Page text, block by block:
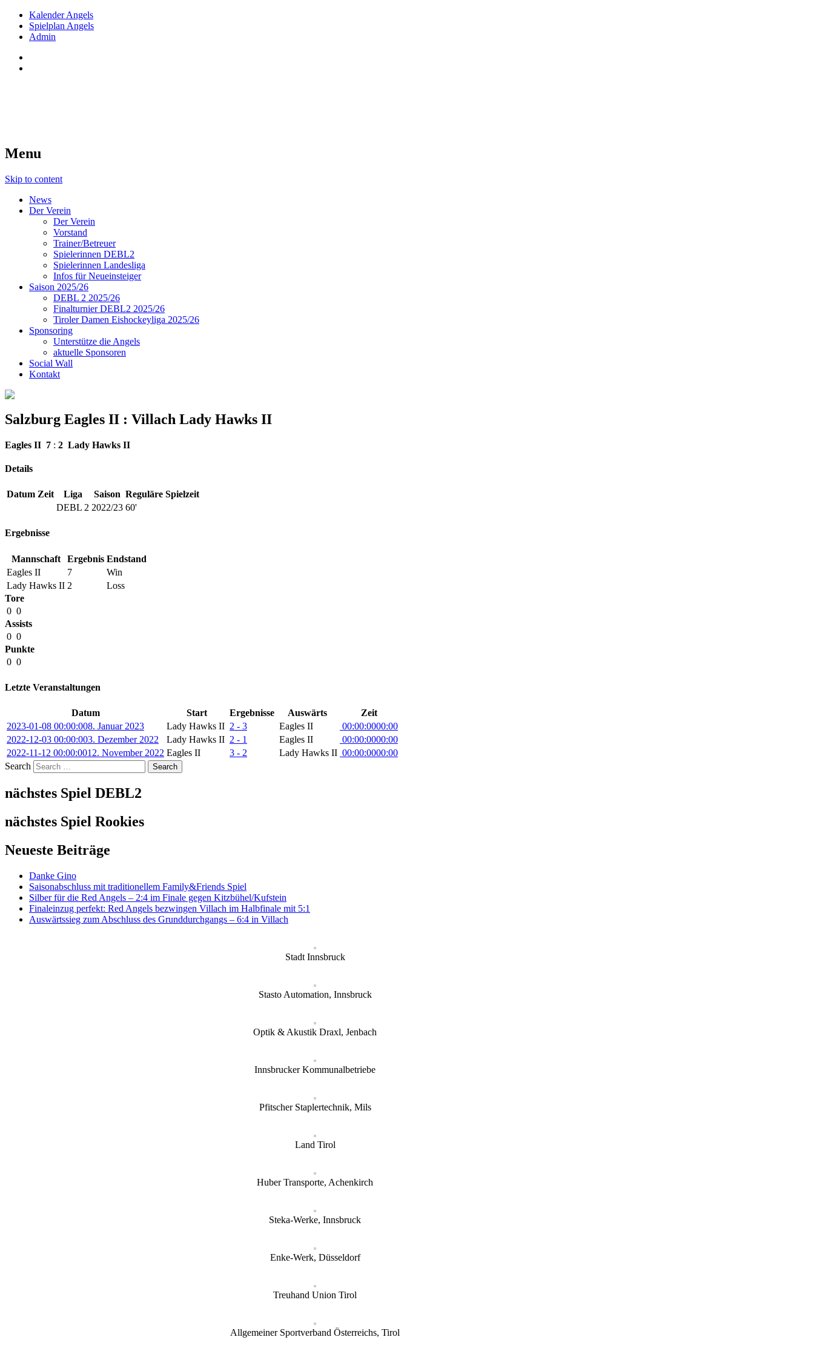
Kalender Angels
Spielplan Angels
Admin
Menu
Skip to content
News
Der Verein
Der Verein
Vorstand
Trainer/Betreuer
Spielerinnen DEBL2
Spielerinnen Landesliga
Infos für Neueinsteiger
Saison 2025/26
DEBL 2 2025/26
Finalturnier DEBL2 2025/26
Tiroler Damen Eishockeyliga 2025/26
Sponsoring
Unterstütze die Angels
aktuelle Sponsoren
Social Wall
Kontakt
Salzburg Eagles II : Villach Lady Hawks II
Eagles II 7 : 2 Lady Hawks II
Details
Datum Zeit Liga Saison Reguläre Spielzeit
DEBL 2 2022/23 60'
Ergebnisse
Mannschaft Ergebnis Endstand
Eagles II
7
Win
Lady Hawks II 2
Loss
Tore
0 0
Assists
0 0
Punkte
0 0
Letzte Veranstaltungen
Datum Start Ergebnisse Auswärts
Zeit
2023-01-08 00:00:008. Januar 2023 Lady Hawks II 2 - 3 Eagles II 00:00:0000:00
2022-12-03 00:00:003. Dezember 2022 Lady Hawks II 2 - 1 Eagles II 00:00:0000:00
2022-11-12 00:00:0012. November 2022 Eagles II 3 - 2 Lady Hawks II 00:00:0000:00
Search
nächstes Spiel DEBL2
nächstes Spiel Rookies
Neueste Beiträge
Danke Gino
Saisonabschluss mit traditionellem Family&Friends Spiel
Silber für die Red Angels – 2:4 im Finale gegen Kitzbühel/Kufstein
Finaleinzug perfekt: Red Angels bezwingen Villach im Halbfinale mit 5:1
Auswärtssieg zum Abschluss des Grunddurchgangs – 6:4 in Villach
Stadt Innsbruck
Stasto Automation, Innsbruck
Optik & Akustik Draxl, Jenbach
Innsbrucker Kommunalbetriebe
Pfitscher Staplertechnik, Mils
Land Tirol
Huber Transporte, Achenkirch
Steka-Werke, Innsbruck
Enke-Werk, Düsseldorf
Treuhand Union Tirol
Allgemeiner Sportverband Österreichs, Tirol